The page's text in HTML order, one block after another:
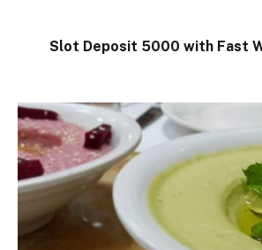
Slot Deposit 5000 with Fast